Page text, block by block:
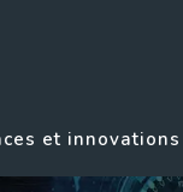
et innovations